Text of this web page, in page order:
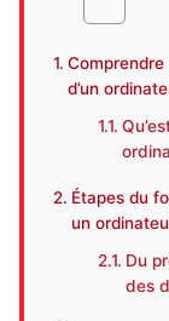
d’un
Étapes du
un
Du
des